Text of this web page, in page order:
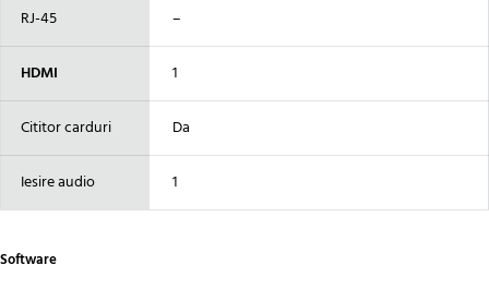
RJ-45 –
HDMI 1
Cititor carduri Da
Iesire audio 1
Software